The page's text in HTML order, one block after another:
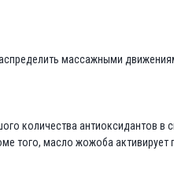
массажными
количества антиоксидантов
того, масло жожоба